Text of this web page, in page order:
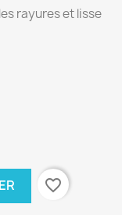
rayures et lisse
favorite_border